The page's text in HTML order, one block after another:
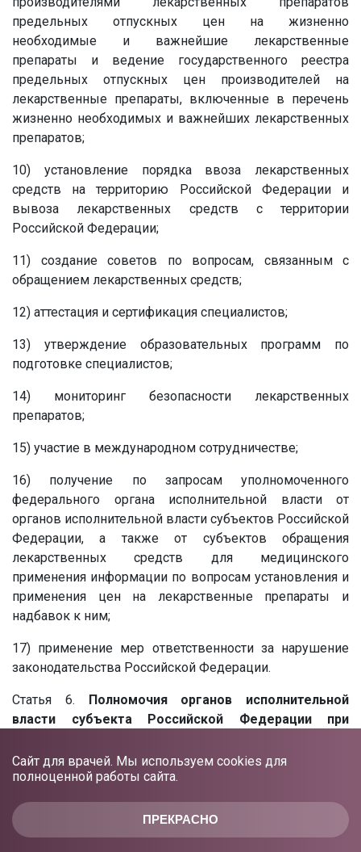
ПРЕКРАСНО
Сайт для врачей. Мы используем cookies для
полноценной работы сайта.
предельных отпускных цен на жизненно
необходимые и важнейшие лекарственные
препараты и ведение государственного реестра
предельных отпускных цен производителей на
лекарственные препараты, включенные в перечень
жизненно необходимых и важнейших лекарственных
препаратов;
10) установление порядка ввоза лекарственных
средств на территорию Российской Федерации и
вывоза лекарственных средств с территории
Российской Федерации;
11) создание советов по вопросам, связанным с
обращением лекарственных средств;
12) аттестация и сертификация специалистов;
13) утверждение образовательных программ по
подготовке специалистов;
14) мониторинг безопасности лекарственных
препаратов;
15) участие в международном сотрудничестве;
16) получение по запросам уполномоченного
федерального органа исполнительной власти от
органов исполнительной власти субъектов Российской
Федерации, а также от субъектов обращения
лекарственных средств для медицинского
применения информации по вопросам установления и
применения цен на лекарственные препараты и
надбавок к ним;
17) применение мер ответственности за нарушение
законодательства Российской Федерации.
Статья 6. Полномочия органов исполнительной
власти субъекта Российской Федерации при
К полномочиям органов исполнительной власти
лекарственных средств относятся:
1) разработка и реализация региональных программ